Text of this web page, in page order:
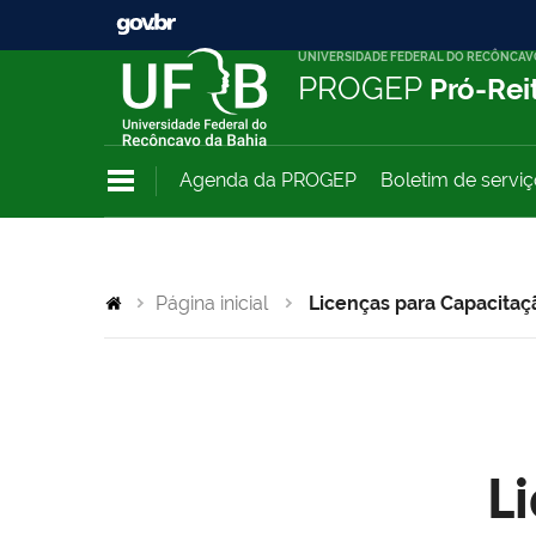
UNIVERSIDADE FEDERAL DO
PROGEP Pró-
Agenda da PROGEP Boletim de
Página inicial Licenças para